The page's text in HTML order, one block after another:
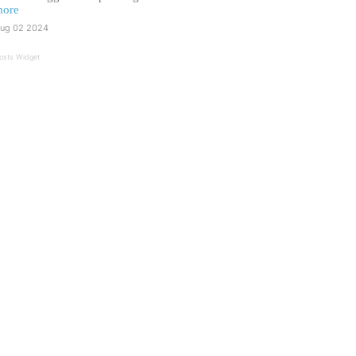
02 2024
Widget